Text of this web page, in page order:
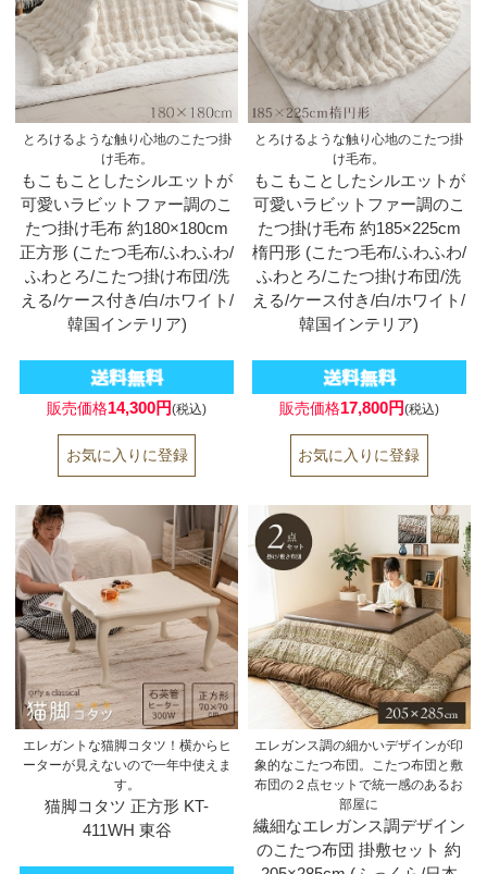
とろけるような触り心地のこたつ掛
け毛布。
もこもことしたシルエットが
可愛いラビットファー調のこ
たつ掛け毛布 約180×180cm
正方形 (こたつ毛布/ふわふわ/
ふわとろ/こたつ掛け布団/洗
える/ケース付き/白/ホワイト/
韓国インテリア)
販売価格14,300円(税込)
とろけるような触り心地のこたつ掛
け毛布。
もこもことしたシルエットが
可愛いラビットファー調のこ
たつ掛け毛布 約185×225cm
楕円形 (こたつ毛布/ふわふわ/
ふわとろ/こたつ掛け布団/洗
える/ケース付き/白/ホワイト/
韓国インテリア)
販売価格17,800円(税込)
エレガントな猫脚コタツ！横からヒ
ーターが見えないので一年中使えま
す。
猫脚コタツ 正方形 KT-
411WH 東谷
エレガンス調の細かいデザインが印
象的なこたつ布団。こたつ布団と敷
布団の２点セットで統一感のあるお
部屋に
繊細なエレガンス調デザイン
のこたつ布団 掛敷セット 約